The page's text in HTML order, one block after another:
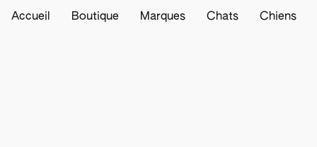
Accueil Boutique Marques Chats Chiens